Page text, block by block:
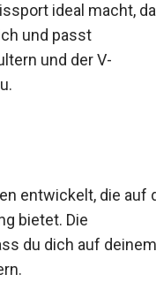
ideal macht,
und passt
und der V-
entwickelt, die auf
bietet. Die
du dich auf deinem